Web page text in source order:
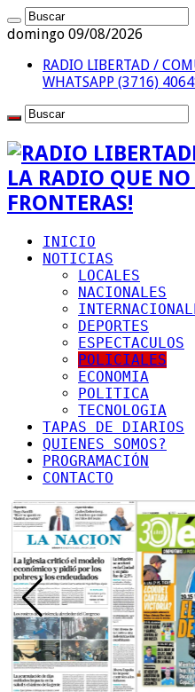
domingo 09/08/2026
RADIO LIBERTAD /
WHATSAPP (3716)
LA RADIO QUE NO
FRONTERAS!
INICIO
NOTICIAS
LOCALES
NACIONALES
DEPORTES
ESPECTACULOS
POLICIALES
ECONOMIA
POLITICA
TECNOLOGIA
TAPAS DE DIARIOS
QUIENES SOMOS?
PROGRAMACIÓN
CONTACTO